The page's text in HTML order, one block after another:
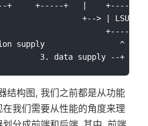
+     +-----+   |    +-----+
+--> | LSU |
+-----+
supply                ^
结构图, 我们之前都是从功能
我们需要从性能的角度来理